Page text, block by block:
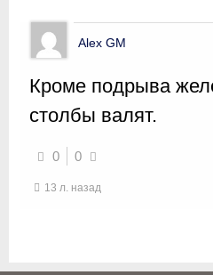
Alex GM
Кроме подрыва
столбы валят.
0 0
13 л. назад